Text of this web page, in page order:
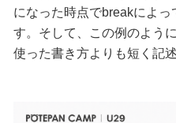
になった時点でbreakによ
す。そして、この例のよう
使った書き方よりも短く記